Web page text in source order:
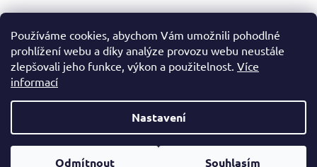
Používáme cookies, abychom Vám umožnili pohodlné
prohlížení webu a díky analýze provozu webu neustále
zlepšovali jeho funkce, výkon a použitelnost. Více
informací
Nastavení
Odmítnout Souhlasím
v
p
i
s
a
Facebook
Vytvořil Shoptet
Copyright 2026Kulichy.net . Všechna práva vyhrazena.